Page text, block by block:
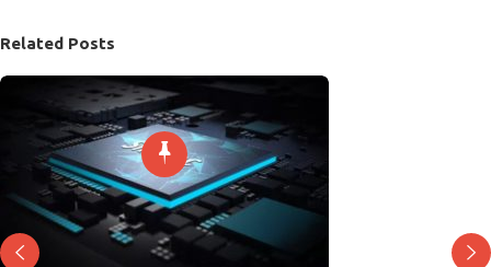
Related Posts